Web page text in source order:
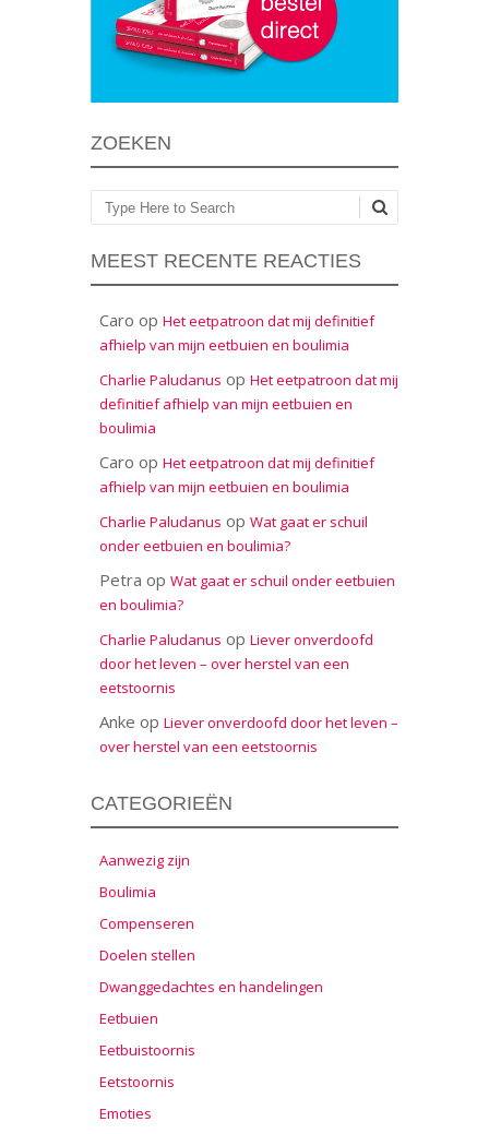
ZOEKEN
Zoeken
MEEST RECENTE REACTIES
Caro op Het eetpatroon dat mij definitief
afhielp van mijn eetbuien en boulimia
Charlie Paludanus op Het eetpatroon dat mij
definitief afhielp van mijn eetbuien en
boulimia
Caro op Het eetpatroon dat mij definitief
afhielp van mijn eetbuien en boulimia
Charlie Paludanus op Wat gaat er schuil
onder eetbuien en boulimia?
Petra op Wat gaat er schuil onder eetbuien
en boulimia?
Charlie Paludanus op Liever onverdoofd
door het leven – over herstel van een
eetstoornis
Anke op Liever onverdoofd door het leven –
over herstel van een eetstoornis
CATEGORIEËN
Aanwezig zijn
Boulimia
Compenseren
Doelen stellen
Dwanggedachtes en handelingen
Eetbuien
Eetbuistoornis
Eetstoornis
Emoties